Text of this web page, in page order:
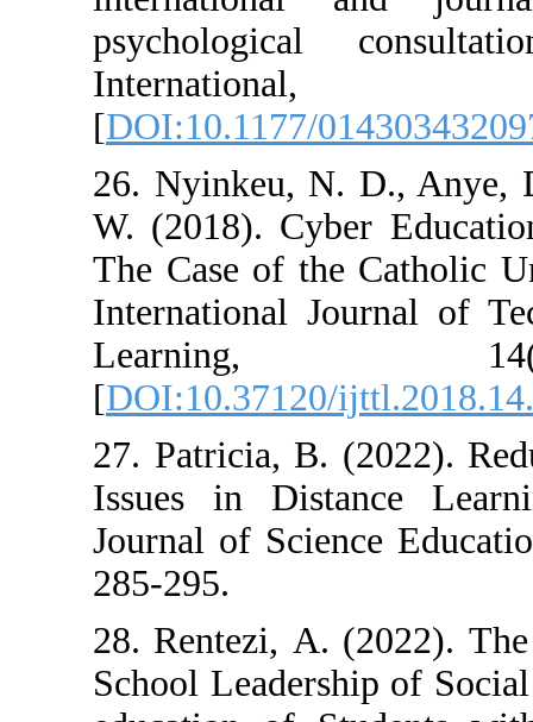
[DOI:10.1177/
26. Nyinkeu,
W. (2018).
The Case of
International
[
27. Patricia, B.
Issues in
Journal of
28. Rentezi,
School